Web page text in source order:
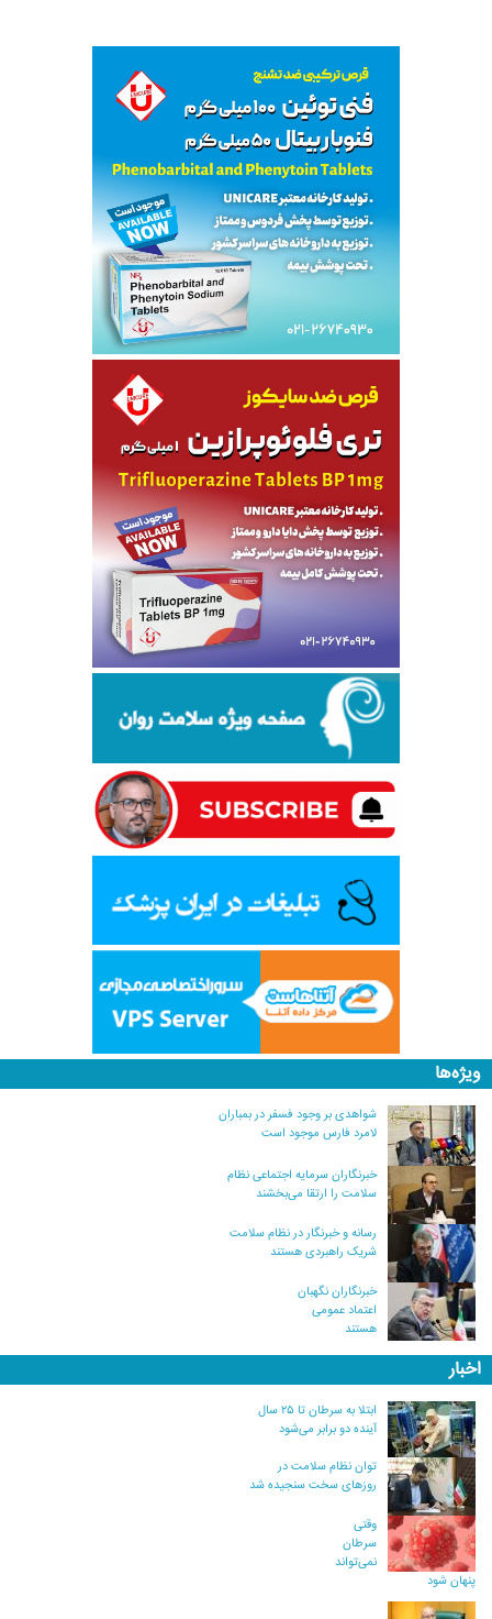
ویژه‌ها
شواهدی بر وجود فسفر در بمباران
لامرد فارس موجود است
خبرنگاران سرمایه اجتماعی نظام
سلامت را ارتقا می‌بخشند
رسانه و خبرنگار در نظام سلامت
شریک راهبردی هستند
خبرنگاران نگهبان
اعتماد عمومی
هستند
اخبار
ابتلا به سرطان تا ۲۵ سال
آینده دو برابر می‌شود
توان نظام سلامت در
روزهای سخت سنجیده شد
وقتی
سرطان
نمی‌تواند
پنهان شود